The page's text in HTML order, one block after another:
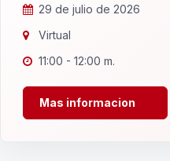
29 de julio de 2026
Virtual
11:00 - 12:00 m.
Mas informacion